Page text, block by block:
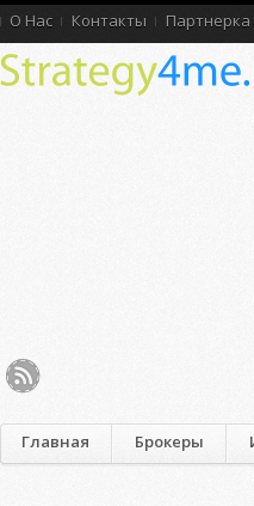
О Нас Контакты Партнерка
Главная Брокеры